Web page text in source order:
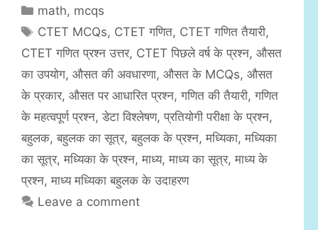
C
a
e
g
o
r
i
s
math, mcqs
T
a
s
CTET MCQs, CTET गणित, CTET गणित तैयारी,
CTET गणित प्रश्न उत्तर, CTET पिछले वर्ष के प्रश्न, औसत
का उपयोग, औसत की अवधारणा, औसत के MCQs, औसत
के प्रकार, औसत पर आधारित प्रश्न, गणित की तैयारी, गणित
के महत्वपूर्ण प्रश्न, डेटा विश्लेषण, प्रतियोगी परीक्षा के प्रश्न,
बहुलक, बहुलक का सूत्र, बहुलक के प्रश्न, मध्यिका, मध्यिका
का सूत्र, मध्यिका के प्रश्न, माध्य, माध्य का सूत्र, माध्य के
प्रश्न, माध्य मध्यिका बहुलक के उदाहरण
Leave a comment